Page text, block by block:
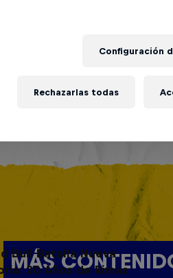
MÁS
Bull Batalla Nueva
20 Años de Rimas
Configuración
Rechazarlas todas